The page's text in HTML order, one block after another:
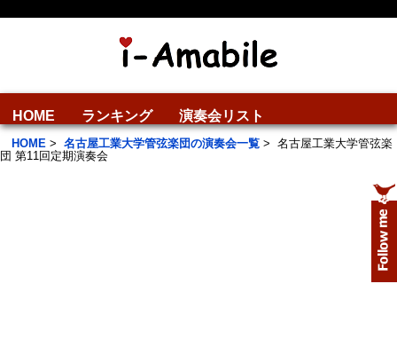
HOME ランキング 演奏会リスト
HOME > 名古屋工業大学管弦楽団の演奏会一覧 > 名古屋工業大学管弦楽
団 第11回定期演奏会